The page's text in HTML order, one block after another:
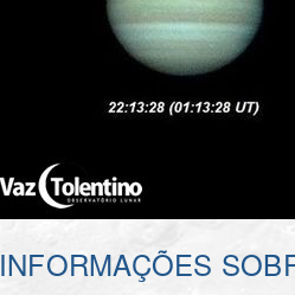
INFORMAÇÕES